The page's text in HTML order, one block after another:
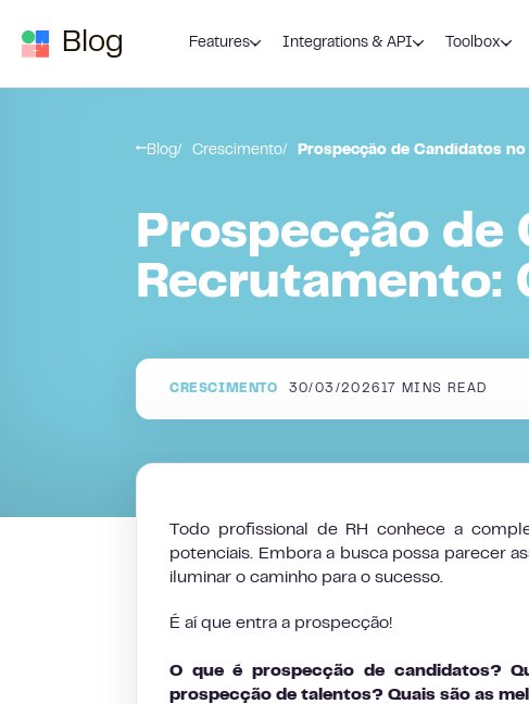
Blog Features Integrations & API Toolbox
Blog Crescimento Prospecção de Candidatos
Prospecção de
Recrutamento:
CRESCIMENTO 30/03/2026 17 MINS READ
Todo profissional de RH conhece a
potenciais. Embora a busca possa parecer
iluminar o caminho para o sucesso.
É aí que entra a prospecção!
O que é prospecção de candidatos?
prospecção de talentos? Quais são as